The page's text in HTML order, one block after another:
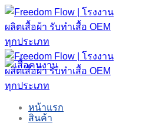
Skip
content
หน้าแรก
สินค้า